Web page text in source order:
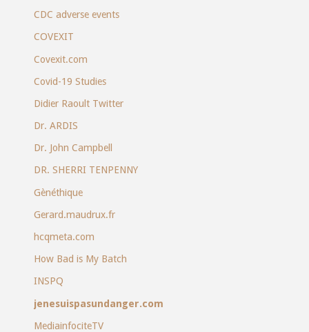
CDC adverse events
COVEXIT
Covexit.com
Covid-19 Studies
Didier Raoult Twitter
Dr. ARDIS
Dr. John Campbell
DR. SHERRI TENPENNY
Gènéthique
Gerard.maudrux.fr
hcqmeta.com
How Bad is My Batch
INSPQ
jenesuispasundanger.com
MediainfociteTV